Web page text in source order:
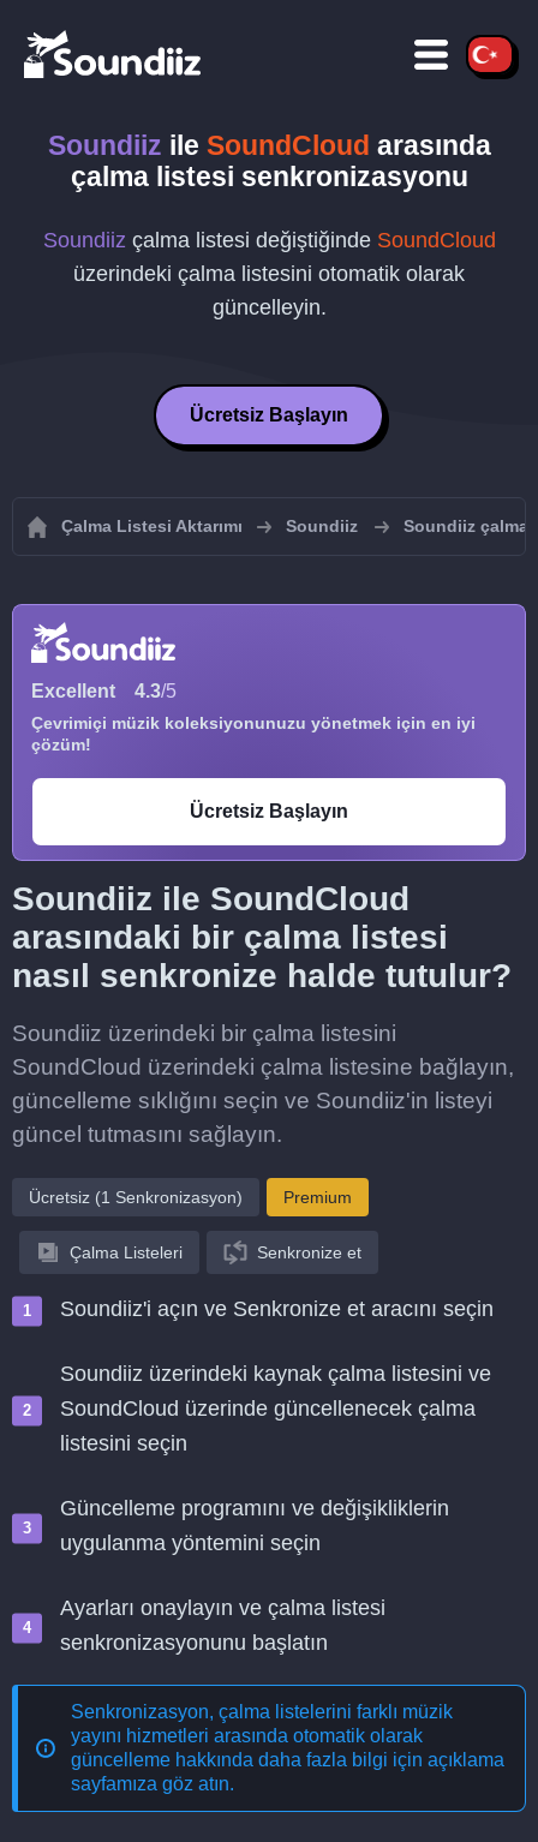
Soundiiz ile SoundCloud arasında
çalma listesi senkronizasyonu
Soundiiz çalma listesi değiştiğinde SoundCloud
üzerindeki çalma listesini otomatik olarak
güncelleyin.
Ücretsiz Başlayın
Çalma Listesi Aktarımı Soundiiz Soundiiz çalma
Excellent 4.3/5
Çevrimiçi müzik koleksiyonunuzu yönetmek için en iyi
çözüm!
Ücretsiz Başlayın
Soundiiz ile SoundCloud
arasındaki bir çalma listesi
nasıl senkronize halde tutulur?
Soundiiz üzerindeki bir çalma listesini
SoundCloud üzerindeki çalma listesine bağlayın,
güncelleme sıklığını seçin ve Soundiiz'in listeyi
güncel tutmasını sağlayın.
Ücretsiz (1 Senkronizasyon) Premium
Çalma Listeleri Senkronize et
Soundiiz'i açın ve Senkronize et aracını seçin
Soundiiz üzerindeki kaynak çalma listesini ve
SoundCloud üzerinde güncellenecek çalma
listesini seçin
Güncelleme programını ve değişikliklerin
uygulanma yöntemini seçin
Ayarları onaylayın ve çalma listesi
senkronizasyonunu başlatın
Senkronizasyon, çalma listelerini farklı müzik
yayını hizmetleri arasında otomatik olarak
güncelleme hakkında daha fazla bilgi için açıklama
sayfamıza göz atın.